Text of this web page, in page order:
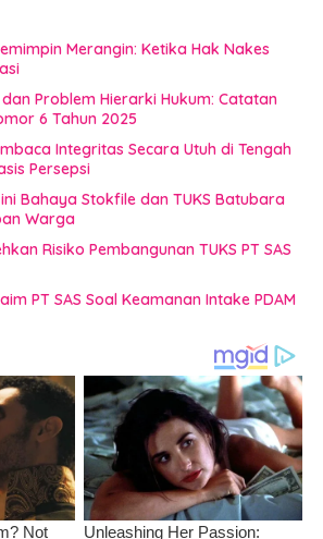
Merangin: Ketika Hak Nakes
Problem Hierarki Hukum: Catatan
6 Tahun 2025
Integritas Secara Utuh di Tengah
Persepsi
Bahaya Stokfile dan TUKS Batubara
Warga
Risiko Pembangunan TUKS PT SAS
PT SAS Soal Keamanan Intake PDAM